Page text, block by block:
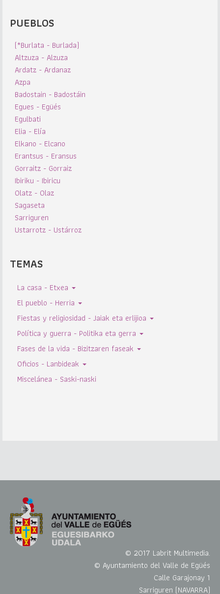
PUEBLOS
(*Burlata - Burlada)
Altzuza - Alzuza
Ardatz - Ardanaz
Azpa
Badostain - Badostáin
Egues - Egüés
Egulbati
Elia - Elía
Elkano - Elcano
Erantsus - Eransus
Gorraitz - Gorraiz
Ibiriku - Ibiricu
Olatz - Olaz
Sagaseta
Sarriguren
Ustarrotz - Ustárroz
TEMAS
La casa - Etxea
El pueblo - Herria
Fiestas y religiosidad - Jaiak eta erlijioa
Política y guerra - Politika eta gerra
Fases de la vida - Bizitzaren faseak
Oficios - Lanbideak
Miscelánea - Saski-naski
© 2017 Labrit Multimedia.
© Ayuntamiento del Valle de Egüés
Calle Garajonay 1
Sarriguren (NAVARRA)